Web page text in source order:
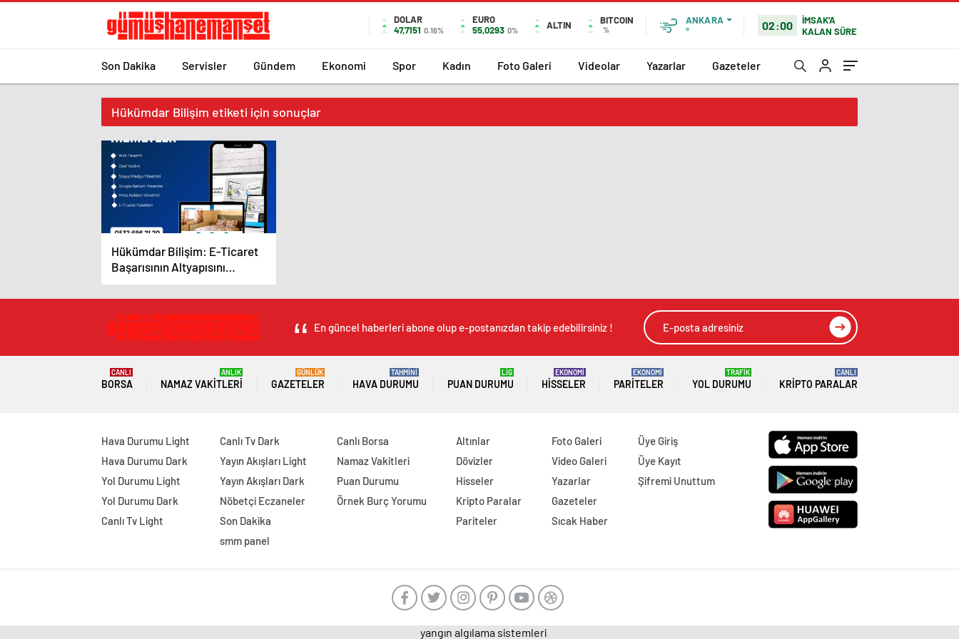
DOLAR
47,7151 0.16%
EURO
55,0293 0% ALTIN BITCOIN
%
ANKARA
°
02:00
İMSAK'A
KALAN SÜRE
Son Dakika Servisler Gündem Ekonomi Spor Kadın Foto Galeri Videolar Yazarlar Gazeteler
Hükümdar Bilişim etiketi için sonuçlar
Hükümdar Bilişim: E-Ticaret
Başarısının Altyapısını
Kuruyor
En güncel haberleri abone olup e-postanızdan takip edebilirsiniz !
BORSA
CANLI
NAMAZ VAKITLERI
ANLIK
GAZETELER
GÜNLÜK
HAVA DURUMU
TAHMİNİ
PUAN DURUMU
LİG
HISSELER
EKONOMİ
PARITELER
EKONOMİ
YOL DURUMU
TRAFİK
KRIPTO PARALAR
CANLI
Hava Durumu Light
Hava Durumu Dark
Yol Durumu Light
Yol Durumu Dark
Canlı Tv Light
Canlı Tv Dark
Yayın Akışları Light
Yayın Akışları Dark
Nöbetçi Eczaneler
Son Dakika
smm panel
Canlı Borsa
Namaz Vakitleri
Puan Durumu
Örnek Burç Yorumu
Altınlar
Dövizler
Hisseler
Kripto Paralar
Pariteler
Foto Galeri
Video Galeri
Yazarlar
Gazeteler
Sıcak Haber
Üye Giriş
Üye Kayıt
Şifremi Unuttum
yangın algılama sistemleri